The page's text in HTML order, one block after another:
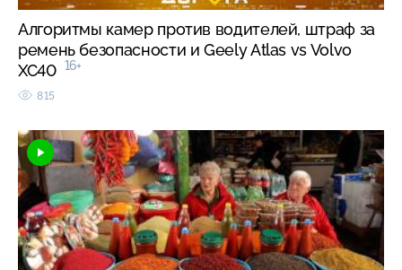
Алгоритмы камер против водителей, штраф за
ремень безопасности и Geely Atlas vs Volvo
XC40 16+
815